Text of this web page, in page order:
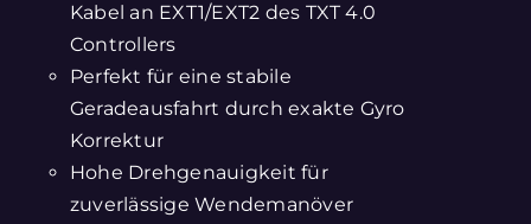
Kabel an EXT1/EXT2 des TXT 4.0
Controllers
Perfekt für eine stabile
Geradeausfahrt durch exakte Gyro
Korrektur
Hohe Drehgenauigkeit für
zuverlässige Wendemanöver